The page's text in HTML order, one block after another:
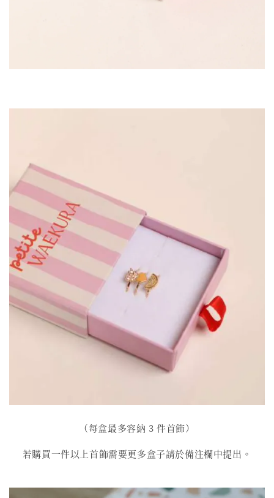
（每盒最多容納 3 件首飾）
若購買一件以上首飾需要更多盒子請於備注欄中提出。